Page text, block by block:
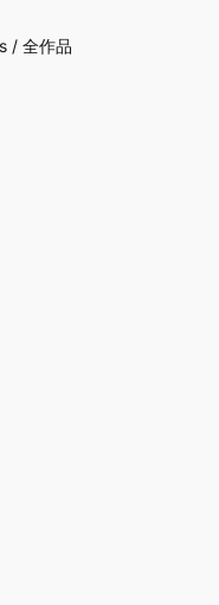
/ 全作品